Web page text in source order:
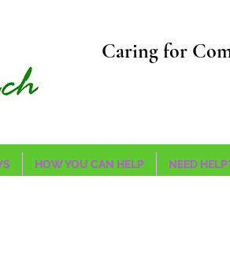
Caring for
HOW YOU CAN HELP NEED